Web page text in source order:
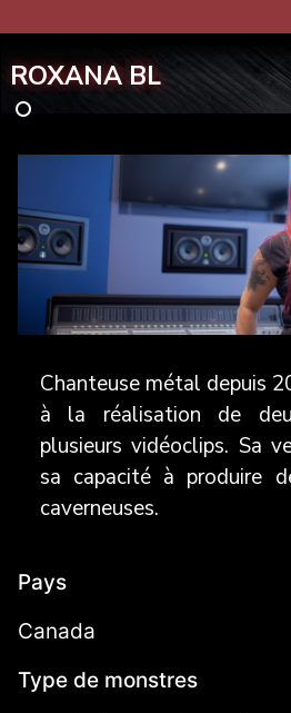
ROXANA BL
Chanteuse métal depuis
à la réalisation de
plusieurs vidéoclips. Sa
sa capacité à produire
caverneuses.
Pays
Canada
Type de monstres